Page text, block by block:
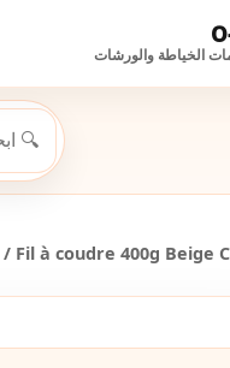
الخياطة والورشات
/ Fil à coudre 400g Beige